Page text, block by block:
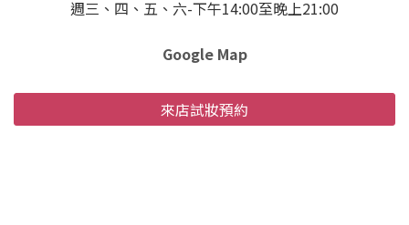
週三、四、五、六-下午14:00至晚上21:00
Google Map
來店試妝預約